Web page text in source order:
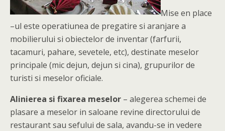
Mise en place
–ul este operatiunea de pregatire si aranjare a
mobilierului si obiectelor de inventar (farfurii,
tacamuri, pahare, sevetele, etc), destinate meselor
principale (mic dejun, dejun si cina), grupurilor de
turisti si meselor oficiale.
Alinierea si fixarea meselor – alegerea schemei de
plasare a meselor in saloane revine directorului de
restaurant sau sefului de sala, avandu-se in vedere